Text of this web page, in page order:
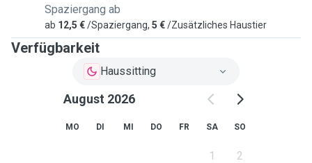
Spaziergang ab
ab 12,5 €/Spaziergang, 5 €/Zusätzliches Haustier
Verfügbarkeit
Haussitting
August 2026
MO DI MI DO FR SA SO
1 2